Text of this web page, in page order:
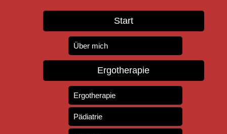
Start
Über mich
Ergotherapie
Ergotherapie
Pädiatrie